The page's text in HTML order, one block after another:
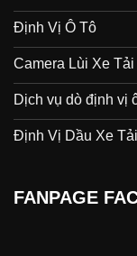
Định Vị Ô Tô
Camera Lùi Xe Tải
Dịch vụ dò định vị
Định Vị Dầu Xe Tải
FANPAGE